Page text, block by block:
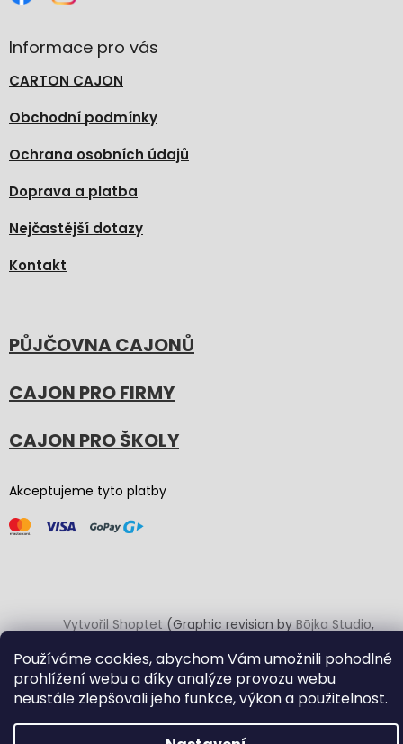
Používáme cookies, abychom Vám umožnili pohodlné
prohlížení webu a díky analýze provozu webu
neustále zlepšovali jeho funkce, výkon a použitelnost.
Informace pro vás
CARTON CAJON
Obchodní podmínky
Ochrana osobních údajů
Doprava a platba
Nejčastější dotazy
Kontakt
PŮJČOVNA CAJONŮ
CAJON PRO FIRMY
CAJON PRO ŠKOLY
Akceptujeme tyto platby
Vytvořil Shoptet(Graphic revision byBōjka Studio,
Copyright 2026Carton Cajon. Všechna práva vyhrazena.
Upravit nastavení cookies